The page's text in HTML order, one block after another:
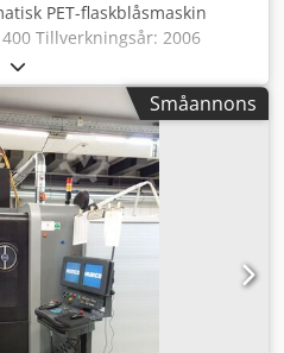
PET-flaskblåsmaskin
Tillverkningsår: 2006
E Rex Anverf Antal
48 mm) Ugnens mått: -
- höjd: 1200 mm
1800 mm - bredd: 750 mm -
Tekniskt skick: begagnad
Småannons